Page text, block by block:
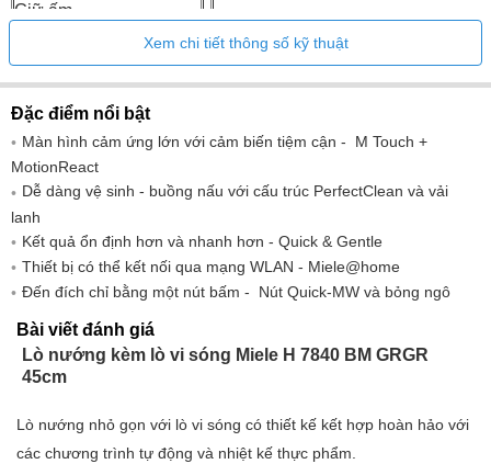
Giữ ấm
Chức năng lò nướng:
Rã đông
Chương trình tự động
Nướng tự động
•
Khí nóng sinh thái
Chế độ vận hành nướng
Nướng
•
Không khí nóng cộng thêm
Lò vi sóng
•
Lò vi sóng chức năng nướng tự động
Lò vi sóng có thêm khí nóng
Xem chi tiết thông số kỹ thuật
Đặc điểm nổi bật
Màn hình cảm ứng lớn với cảm biến tiệm cận - M Touch +
MotionReact
Dễ dàng vệ sinh - buồng nấu với cấu trúc PerfectClean và vải
lanh
Kết quả ổn định hơn và nhanh hơn - Quick & Gentle
Thiết bị có thể kết nối qua mạng WLAN - Miele@home
Đến đích chỉ bằng một nút bấm - Nút Quick-MW và bỏng ngô
Bài viết đánh giá
Lò nướng kèm lò vi sóng Miele H 7840 BM GRGR
45cm
Lò nướng nhỏ gọn với lò vi sóng có thiết kế kết hợp hoàn hảo với
các chương trình tự động và nhiệt kế thực phẩm.